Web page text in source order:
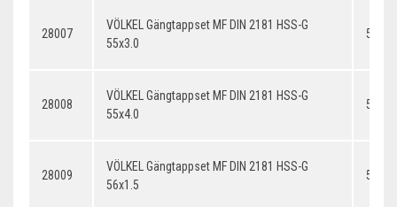
28007
VÖLKEL Gängtappset MF DIN 2181 HSS-G
55x3.0
28008
VÖLKEL Gängtappset MF DIN 2181 HSS-G
55x4.0
28009
VÖLKEL Gängtappset MF DIN 2181 HSS-G
56x1.5